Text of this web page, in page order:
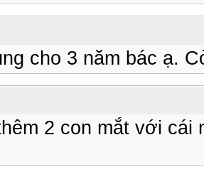
cho 3 năm bác ạ.
2 con mắt với cái